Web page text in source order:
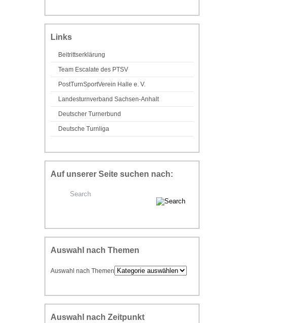
Links
Beitrittserklärung
Team Escalate des PTSV
PostTurnSportVerein Halle e. V.
Landesturnverband Sachsen-Anhalt
Deutscher Turnerbund
Deutsche Turnliga
Auf unserer Seite suchen nach:
Auswahl nach Themen
Auswahl nach Themen
Auswahl nach Zeitpunkt